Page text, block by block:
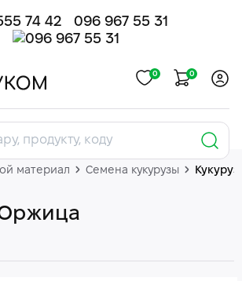
74 42 096 967 55 31
0 0
материал Семена кукурузы
Оржица